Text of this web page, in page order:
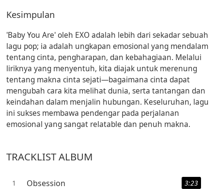
Kesimpulan
'Baby You Are' oleh EXO adalah lebih dari sekadar sebuah
lagu pop; ia adalah ungkapan emosional yang mendalam
tentang cinta, pengharapan, dan kebahagiaan. Melalui
liriknya yang menyentuh, kita diajak untuk merenung
tentang makna cinta sejati—bagaimana cinta dapat
mengubah cara kita melihat dunia, serta tantangan dan
keindahan dalam menjalin hubungan. Keseluruhan, lagu
ini sukses membawa pendengar pada perjalanan
emosional yang sangat relatable dan penuh makna.
TRACKLIST ALBUM
1 Obsession 3:23